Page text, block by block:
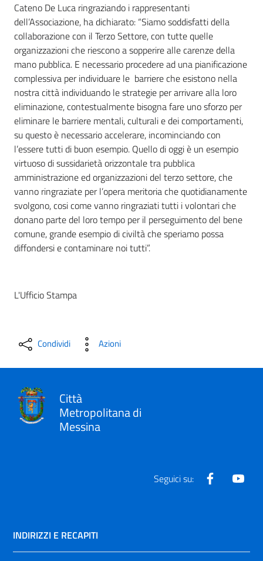
Cateno De Luca ringraziando i rappresentanti
dell’Associazione, ha dichiarato: “Siamo soddisfatti della
collaborazione con il Terzo Settore, con tutte quelle
organizzazioni che riescono a sopperire alle carenze della
mano pubblica. E necessario procedere ad una pianificazione
complessiva per individuare le barriere che esistono nella
nostra città individuando le strategie per arrivare alla loro
eliminazione, contestualmente bisogna fare uno sforzo per
eliminare le barriere mentali, culturali e dei comportamenti,
su questo è necessario accelerare, incominciando con
l’essere tutti di buon esempio. Quello di oggi è un esempio
virtuoso di sussidarietà orizzontale tra pubblica
amministrazione ed organizzazioni del terzo settore, che
vanno ringraziate per l’opera meritoria che quotidianamente
svolgono, cosi come vanno ringraziati tutti i volontari che
donano parte del loro tempo per il perseguimento del bene
comune, grande esempio di civiltà che speriamo possa
diffondersi e contaminare noi tutti”.
L'Ufficio Stampa
Condividi Azioni
Città
Metropolitana di
Messina
Seguici su: Facebook
INDIRIZZI E RECAPITI